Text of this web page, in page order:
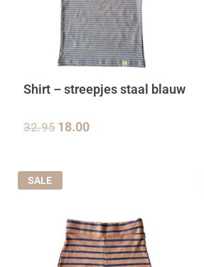
Shirt – streepjes staal blauw
32.95 18.00
SALE